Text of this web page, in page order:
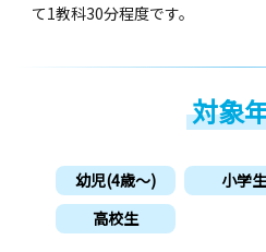
て1教科30分程度です。
対象
幼児(4歳〜) 小学生
高校生